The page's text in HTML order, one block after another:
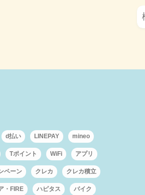
d払い LINEPAY mineo
Tポイント WiFi アプリ
ペーン クレカ クレカ積立
・FIRE ハピタス バイク